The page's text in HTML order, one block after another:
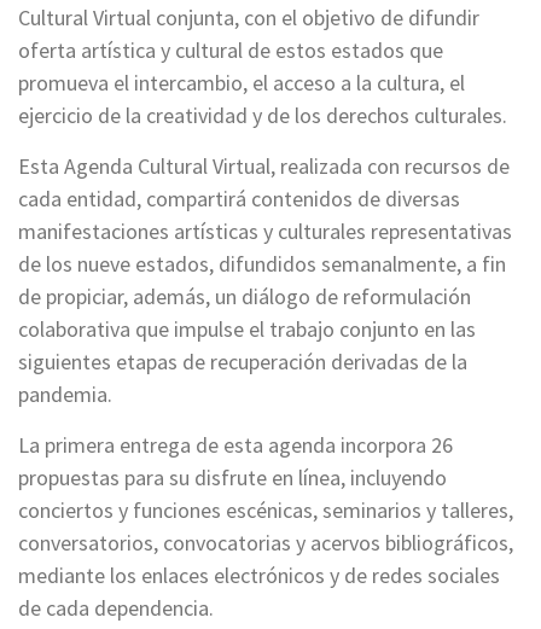
Cultural Virtual conjunta, con el objetivo de difundir
oferta artística y cultural de estos estados que
promueva el intercambio, el acceso a la cultura, el
ejercicio de la creatividad y de los derechos culturales.
Esta Agenda Cultural Virtual, realizada con recursos de
cada entidad, compartirá contenidos de diversas
manifestaciones artísticas y culturales representativas
de los nueve estados, difundidos semanalmente, a fin
de propiciar, además, un diálogo de reformulación
colaborativa que impulse el trabajo conjunto en las
siguientes etapas de recuperación derivadas de la
pandemia.
La primera entrega de esta agenda incorpora 26
propuestas para su disfrute en línea, incluyendo
conciertos y funciones escénicas, seminarios y talleres,
conversatorios, convocatorias y acervos bibliográficos,
mediante los enlaces electrónicos y de redes sociales
de cada dependencia.